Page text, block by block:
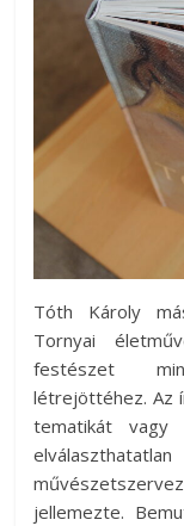
Tóth Károly
Tornyai
festészet
létrejöttéhez. Az
tematikát
jellemezte.